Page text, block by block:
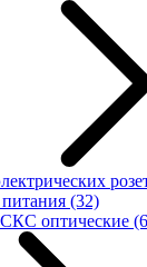
(32)
оптические